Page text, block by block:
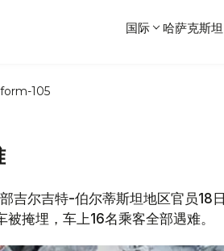
国际 哈萨克斯坦
105
吉尔吉特-伯尔蒂斯坦地区官员18日
掩埋，车上16名乘客全部遇难。